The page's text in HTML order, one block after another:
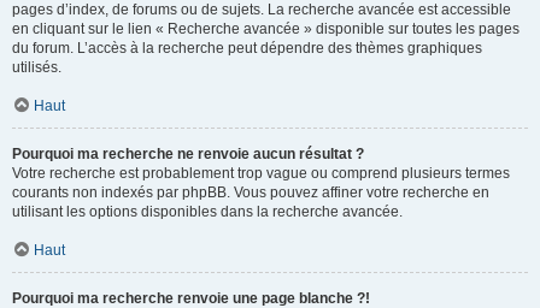
pages d’index, de forums ou de sujets. La recherche avancée est accessible
en cliquant sur le lien « Recherche avancée » disponible sur toutes les pages
du forum. L’accès à la recherche peut dépendre des thèmes graphiques
utilisés.
Haut
Pourquoi ma recherche ne renvoie aucun résultat ?
Votre recherche est probablement trop vague ou comprend plusieurs termes
courants non indexés par phpBB. Vous pouvez affiner votre recherche en
utilisant les options disponibles dans la recherche avancée.
Haut
Pourquoi ma recherche renvoie une page blanche ?!